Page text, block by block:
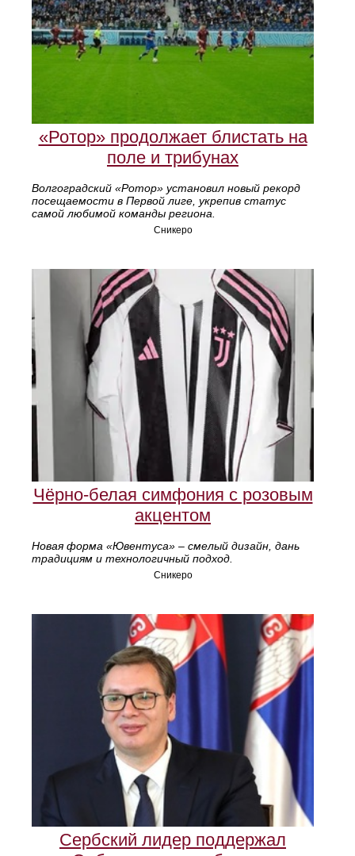
«Ротор» продолжает блистать на
поле и трибунах
Волгоградский «Ротор» установил новый рекорд
посещаемости в Первой лиге, укрепив статус
самой любимой команды региона.
Сникеро
Чёрно-белая симфония с розовым
акцентом
Новая форма «Ювентуса» – смелый дизайн, дань
традициям и технологичный подход.
Сникеро
Сербский лидер поддержал